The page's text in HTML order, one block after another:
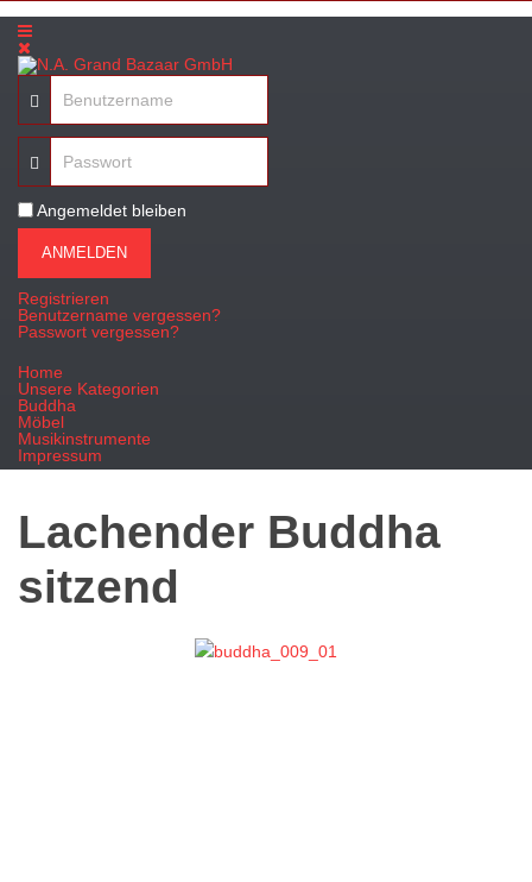
Angemeldet bleiben
ANMELDEN
Registrieren
Benutzername vergessen?
Passwort vergessen?
Home
Unsere Kategorien
Buddha
Möbel
Musikinstrumente
Impressum
Lachender Buddha
sitzend